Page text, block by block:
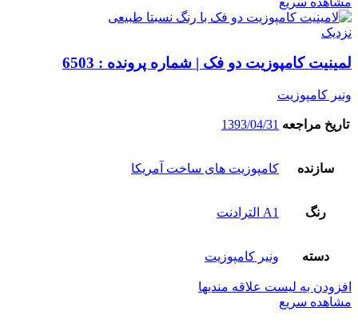
نزدیک
لمینیت کامپوزیت دو فک | شماره پرونده : 6503
ونیر کامپوزیت
تاریخ مراجعه 1393/04/31
سازنده کامپوزیت های ساخت آمریکا
رنگ A1 الترادنت
دسته ونیر کامپوزیت
افزودن به لیست علاقه مندیها
مشاهده سریع